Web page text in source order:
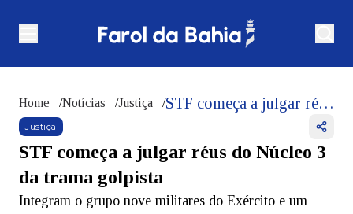
Home /Notícias /Justiça / STF começa a julgar réus do Núcleo 3 da trama golpista
Justiça
STF começa a julgar réus do Núcleo 3
da trama golpista
Integram o grupo nove militares do Exército e um